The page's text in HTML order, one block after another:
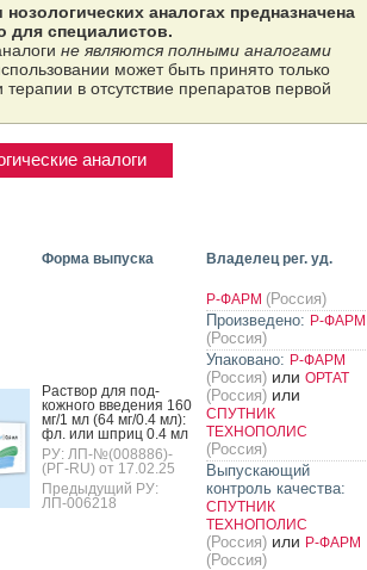
аналогах предназначена
для специалистов.
не являются полными аналогами
может быть принято только
в отсутствие препаратов первой
аналоги
Форма выпуска Владелец рег. уд.
Рас­твор для под­
кожно­го вве­дения 160
мг/1 мл (64 мг/0.4 мл):
фл. или шприц 0.4 мл
РУ: ЛП-№(008886)-
(РГ-RU) от 17.02.25
Предыдущий РУ:
ЛП-006218
Р-ФАРМ (Россия)
Произведено: Р-ФАРМ
(Россия)
Упаковано: Р-ФАРМ
(Россия)или ОРТАТ
(Россия)или
СПУТНИК
ТЕХНОПОЛИС
(Россия)
Выпускающий
контроль качества:
СПУТНИК
ТЕХНОПОЛИС
(Россия)или Р-ФАРМ
(Россия)